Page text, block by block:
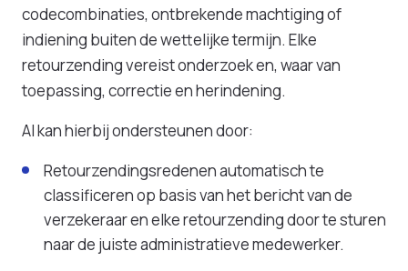
codecombinaties, ontbrekende machtiging of
indiening buiten de wettelijke termijn. Elke
retourzending vereist onderzoek en, waar van
toepassing, correctie en herindening.
AI kan hierbij ondersteunen door:
Retourzendingsredenen automatisch te
classificeren op basis van het bericht van de
verzekeraar en elke retourzending door te sturen
naar de juiste administratieve medewerker.